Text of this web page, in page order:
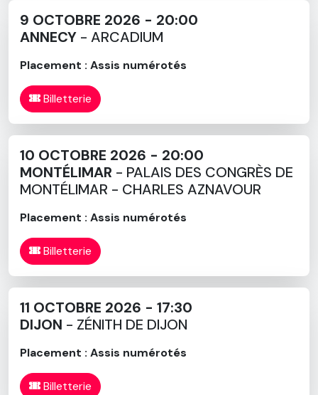
9 OCTOBRE 2026 - 20:00
ANNECY - ARCADIUM
Placement : Assis numérotés
Billetterie
10 OCTOBRE 2026 - 20:00
MONTÉLIMAR - PALAIS DES CONGRÈS DE
MONTÉLIMAR - CHARLES AZNAVOUR
Placement : Assis numérotés
Billetterie
11 OCTOBRE 2026 - 17:30
DIJON - ZÉNITH DE DIJON
Placement : Assis numérotés
Billetterie